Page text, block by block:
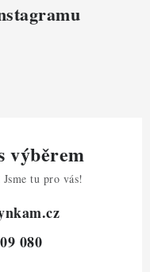
výběrem
tu pro vás!
080